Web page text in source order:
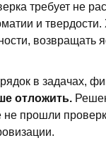
требует не
и
возвращать
в задачах,
отложить.
прошли